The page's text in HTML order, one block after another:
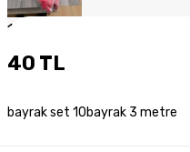
1
40 TL
bayrak set 10bayrak 3 metre